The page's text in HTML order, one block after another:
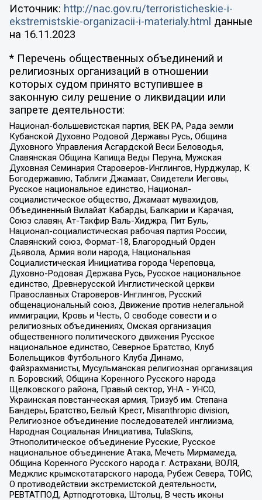
Источник: http://nac.gov.ru/terroristicheskie-i-
ekstremistskie-organizacii-i-materialy.html данные
на 16.11.2023
* Перечень общественных объединений и
религиозных организаций в отношении
которых судом принято вступившее в
законную силу решение о ликвидации или
запрете деятельности:
Национал-большевистская партия, ВЕК РА, Рада земли
Кубанской Духовно Родовой Державы Русь, Община
Духовного Управления Асгардской Веси Беловодья,
Славянская Община Капища Веды Перуна, Мужская
Духовная Семинария Староверов-Инглингов, Нурджулар, К
Богодержавию, Таблиги Джамаат, Свидетели Иеговы,
Русское национальное единство, Национал-
социалистическое общество, Джамаат мувахидов,
Объединенный Вилайат Кабарды, Балкарии и Карачая,
Союз славян, Ат-Такфир Валь-Хиджра, Пит Буль,
Национал-социалистическая рабочая партия России,
Славянский союз, Формат-18, Благородный Орден
Дьявола, Армия воли народа, Национальная
Социалистическая Инициатива города Череповца,
Духовно-Родовая Держава Русь, Русское национальное
единство, Древнерусской Инглистической церкви
Православных Староверов-Инглингов, Русский
общенациональный союз, Движение против нелегальной
иммиграции, Кровь и Честь, О свободе совести и о
религиозных объединениях, Омская организация
общественного политического движения Русское
национальное единство, Северное Братство, Клуб
Болельщиков Футбольного Клуба Динамо,
Файзрахманисты, Мусульманская религиозная организация
п. Боровский, Община Коренного Русского народа
Щелковского района, Правый сектор, УНА - УНСО,
Украинская повстанческая армия, Тризуб им. Степана
Бандеры, Братство, Белый Крест, Misanthropic division,
Религиозное объединение последователей инглиизма,
Народная Социальная Инициатива, TulaSkins,
Этнополитическое объединение Русские, Русское
национальное объединение Атака, Мечеть Мирмамеда,
Община Коренного Русского народа г. Астрахани, ВОЛЯ,
Меджлис крымскотатарского народа, Рубеж Севера, ТОЙС,
О противодействии экстремистской деятельности,
РЕВТАТПОД, Артподготовка, Штольц, В честь иконы